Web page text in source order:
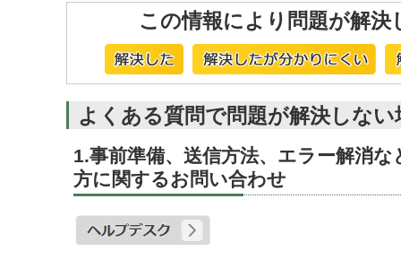
この情報により問題が解決
よくある質問で問題が解決しな
1.事前準備、送信方法、エラー解消
方に関するお問い合わせ